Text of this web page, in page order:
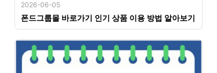
2026-06-05
폰드그룹몰 바로가기 인기 상품 이용 방법 알아보기